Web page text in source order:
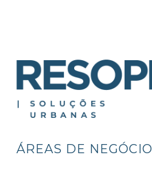
ÁREAS DE NEGÓCIO